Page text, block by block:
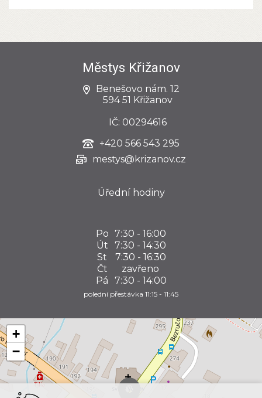
Městys Křižanov
Benešovo nám. 12
594 51 Křižanov
IČ: 00294616
+420 566 543 295
mestys@krizanov.cz
Úřední hodiny
Po 7:30 - 16:00
Út
7:30 - 14:30
St
7:30 - 16:30
Čt
zavřeno
Pá
7:30 - 14:00
polední přestávka 11:15 - 11:45
+
−